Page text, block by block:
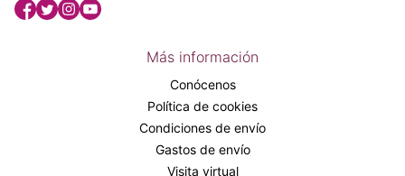
Más información
Conócenos
Política de cookies
Condiciones de envío
Gastos de envío
Visita virtual